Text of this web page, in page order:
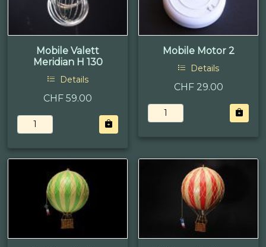
Mobile Valett
Meridian H 130
Details
CHF 59.00
Mobile Motor 2
Details
CHF 29.00